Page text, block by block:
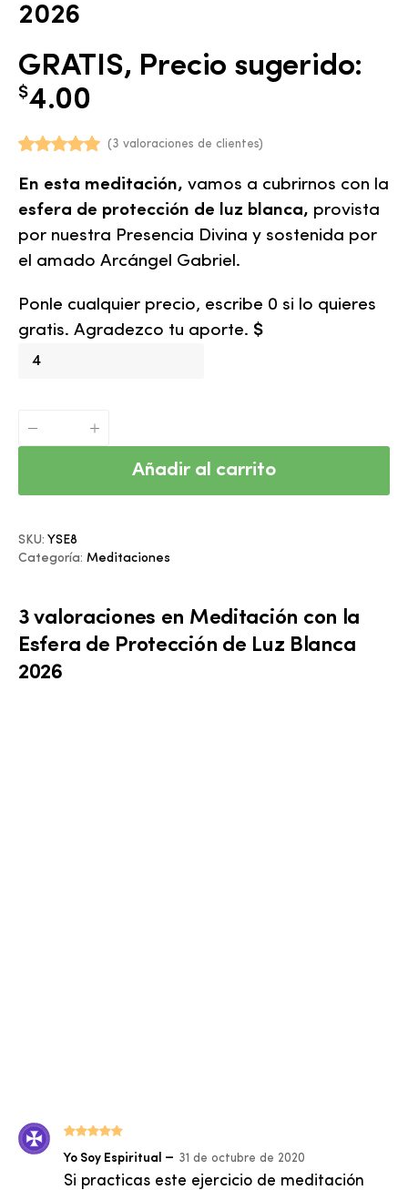
2026
GRATIS, Precio sugerido:
$4.00
con 5.00
de 5 en base a
valoraciones
de clientes
(3 valoraciones de clientes)
En esta meditación, vamos a cubrirnos con la
esfera de protección de luz blanca, provista
por nuestra Presencia Divina y sostenida por
el amado Arcángel Gabriel.
Ponle cualquier precio, escribe 0 si lo quieres
gratis. Agradezco tu aporte. $
Añadir al carrito
SKU: YSE8
Categoría: Meditaciones
3 valoraciones en Meditación con la
Esfera de Protección de Luz Blanca
2026
con5de 5
Yo Soy Espiritual – 31 de octubre de 2020
Si practicas este ejercicio de meditación